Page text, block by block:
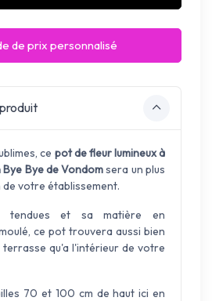
de prix personnalisé
ce pot de fleur lumineux à
Bye de Vondomsera un plus
votre établissement.
tendues et sa matière en
ce pot trouvera aussi bien
qu'a l'intérieur de votre
70 et 100 cm de haut ici en